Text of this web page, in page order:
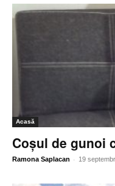
Acasă
Coșul de gunoi
Ramona Saplacan - 19